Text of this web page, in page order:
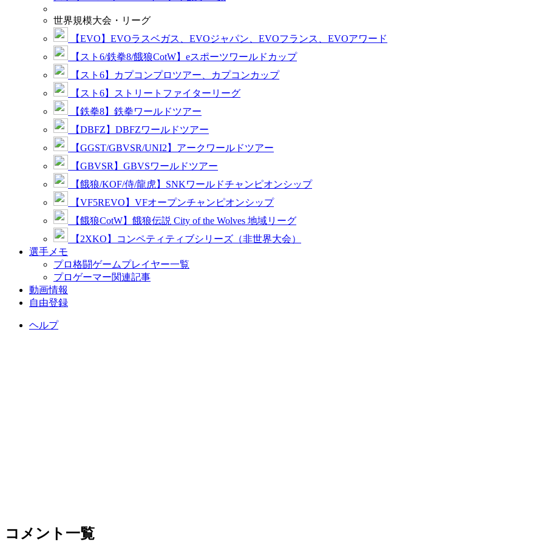
世界規模大会・リーグ
【EVO】EVOラスベガス、EVOジャパン、EVOフランス、EVOアワード
【スト6/鉄拳8/餓狼CotW】eスポーツワールドカップ
【スト6】カプコンプロツアー、カプコンカップ
【スト6】ストリートファイターリーグ
【鉄拳8】鉄拳ワールドツアー
【DBFZ】DBFZワールドツアー
【GGST/GBVSR/UNI2】アークワールドツアー
【GBVSR】GBVSワールドツアー
【餓狼/KOF/侍/龍虎】SNKワールドチャンピオンシップ
【VF5REVO】VFオープンチャンピオンシップ
【餓狼CotW】餓狼伝説 City of the Wolves 地域リーグ
【2XKO】コンペティティブシリーズ（非世界大会）
選手メモ
プロ格闘ゲームプレイヤー一覧
プロゲーマー関連記事
動画情報
自由登録
ヘルプ
コメント一覧